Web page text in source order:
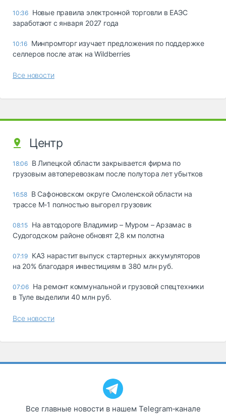
10:36 Новые правила электронной торговли в ЕАЭС
заработают с января 2027 года
10:16 Минпромторг изучает предложения по поддержке
селлеров после атак на Wildberries
Все новости
Центр
18:06 В Липецкой области закрывается фирма по
грузовым автоперевозкам после полутора лет убытков
16:58 В Сафоновском округе Смоленской области на
трассе М-1 полностью выгорел грузовик
08:15 На автодороге Владимир – Муром – Арзамас в
Судогодском районе обновят 2,8 км полотна
07:19 КАЗ нарастит выпуск стартерных аккумуляторов
на 20% благодаря инвестициям в 380 млн руб.
07:06 На ремонт коммунальной и грузовой спецтехники
в Туле выделили 40 млн руб.
Все новости
Все главные новости в нашем Telegram‑канале